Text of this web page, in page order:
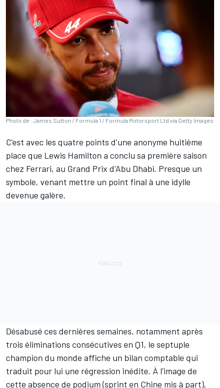
Photo de : James Sutton / Formula 1 / Formula Motorsport Ltd via Getty Images
C'est avec les quatre points d'une anonyme huitième
place que Lewis Hamilton a conclu sa première saison
chez Ferrari, au Grand Prix d'Abu Dhabi. Presque un
symbole, venant mettre un point final à une idylle
devenue galère.
Désabusé ces dernières semaines, notamment après
trois éliminations consécutives en Q1, le septuple
champion du monde affiche un bilan comptable qui
traduit pour lui une régression inédite. À l'image de
cette absence de podium (sprint en Chine mis à part),